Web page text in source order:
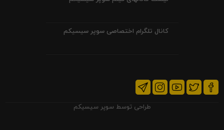
کانال تلگرام اختصاصی سوپر سیسیکم
طراحی توسط سوپر سیسیکم